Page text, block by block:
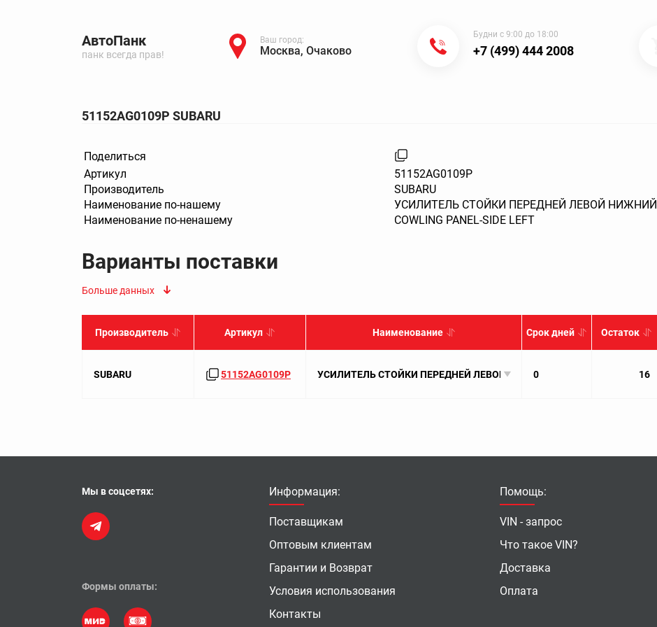
АвтоПанк
панк всегда прав!
Ваш город:
Москва, Очаково
Будни с 9:00 до 18:00
+7 (499) 444 2008
51152AG0109P SUBARU
Поделиться
Артикул
51152AG0109P
Производитель
SUBARU
Наименование по-нашему
УСИЛИТЕЛЬ СТОЙКИ ПЕРЕДНЕЙ ЛЕВОЙ НИЖНИЙ
Наименование по-ненашему
COWLING PANEL-SIDE LEFT
Варианты поставки
Больше данных
Производитель Артикул Наименование Срок дней Остаток
SUBARU 51152AG0109P УСИЛИТЕЛЬ СТОЙКИ ПЕРЕДНЕЙ ЛЕВОЙ НИЖНИЙ
0 16
Мы в соцсетях:
Формы оплаты:
Информация:
Поставщикам
Оптовым клиентам
Гарантии и Возврат
Условия использования
Контакты
Помощь:
VIN - запрос
Что такое VIN?
Доставка
Оплата